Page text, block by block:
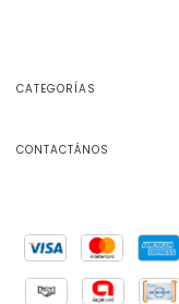
CATEGORÍAS
CONTACTÁNOS